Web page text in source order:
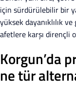
için sürdürülebilir bir
yüksek dayanıklılık
afetlere karşı dirençli
Korgun’da
ne tür